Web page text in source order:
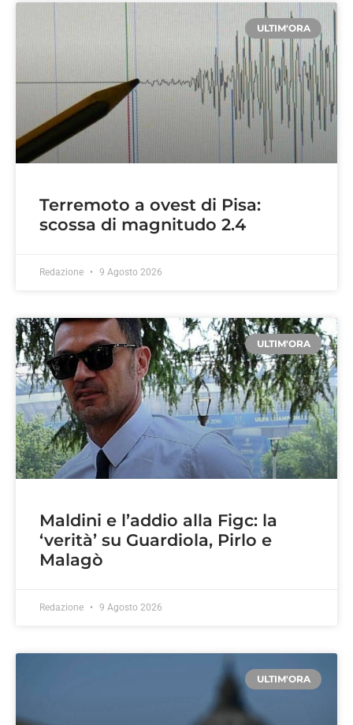
ULTIM'ORA
Terremoto a ovest di Pisa:
scossa di magnitudo 2.4
Redazione 9 Agosto 2026
ULTIM'ORA
Maldini e l’addio alla Figc: la
‘verità’ su Guardiola, Pirlo e
Malagò
Redazione 9 Agosto 2026
ULTIM'ORA